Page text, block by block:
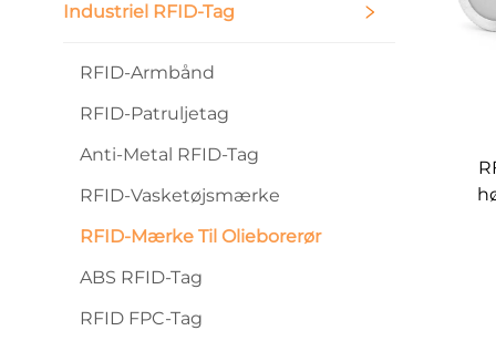
Industriel RFID-Tag
RFID-Armbånd
RFID-Patruljetag
Anti-Metal RFID-Tag
RFID-Vasketøjsmærke
RFID-Mærke Til Olieborerør
ABS RFID-Tag
RFID FPC-Tag